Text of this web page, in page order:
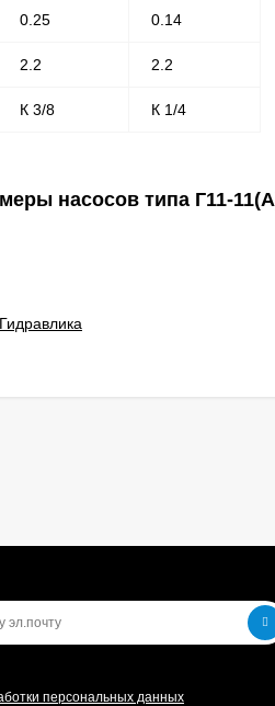
0.25 0.14
2.2 2.2
К 3/8 К 1/4
насосов типа Г11-
Гидравлика
персональных данных